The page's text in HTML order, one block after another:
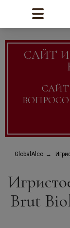
САЙТ
САЙТ
GlobalAlco
Brut